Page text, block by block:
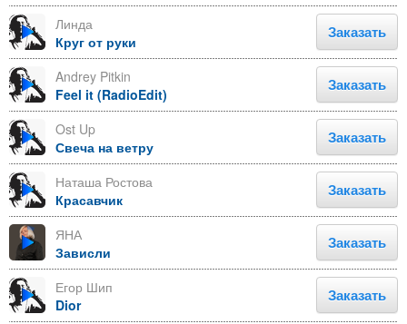
Линда
Круг от руки
Заказать
Andrey Pitkin
Feel it (RadioEdit)
Заказать
Ost Up
Свеча на ветру
Заказать
Наташа Ростова
Красавчик
Заказать
ЯНА
Зависли
Заказать
Егор Шип
Dior
Заказать